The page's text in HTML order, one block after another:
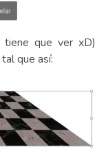
tiene que ver xD)
que así: